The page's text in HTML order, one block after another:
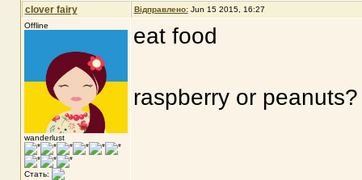
clover fairy Відправлено: Jun 15 2015, 16:27
Offline
wanderlust
Стать:
eat food
raspberry or peanuts?